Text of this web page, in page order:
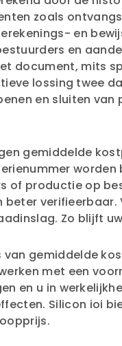
zoals
en
en
document, mits
lossing twee
en sluiten van
gemiddelde
worden
of productie op
Zo blijft
gemiddelde
met een
en u in
Silicon ioi